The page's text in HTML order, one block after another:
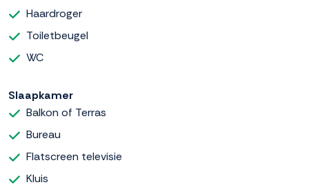
Haardroger
Toiletbeugel
WC
Slaapkamer
Balkon of Terras
Bureau
Flatscreen televisie
Kluis